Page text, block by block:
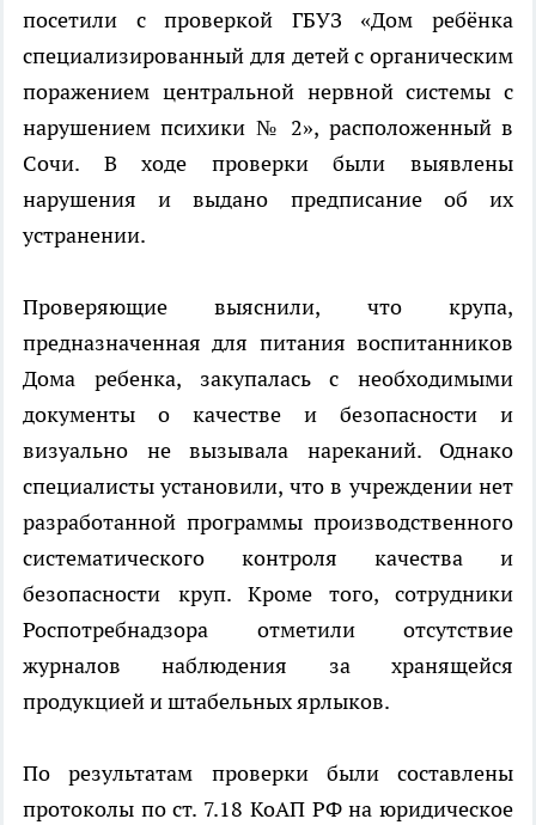
посетили с проверкой ГБУЗ «Дом ребёнка
специализированный для детей с органическим
поражением центральной нервной системы с
нарушением психики № 2», расположенный в
Сочи. В ходе проверки были выявлены
нарушения и выдано предписание об их
устранении.
Проверяющие выяснили, что крупа,
предназначенная для питания воспитанников
Дома ребенка, закупалась с необходимыми
документы о качестве и безопасности и
визуально не вызывала нареканий. Однако
специалисты установили, что в учреждении нет
разработанной программы производственного
систематического контроля качества и
безопасности круп. Кроме того, сотрудники
Роспотребнадзора отметили отсутствие
журналов наблюдения за хранящейся
продукцией и штабельных ярлыков.
По результатам проверки были составлены
протоколы по ст. 7.18 КоАП РФ на юридическое